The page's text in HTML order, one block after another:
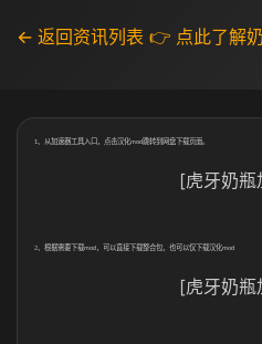
← 返回资讯列表 👉 点此了解
1 、从加速器工具入口，点击汉化mod跳转到网盘下载页面。
[虎牙奶瓶
2、根据需要下载mod ，可以直接下载整合包，也可以仅下载汉化mod
[虎牙奶瓶